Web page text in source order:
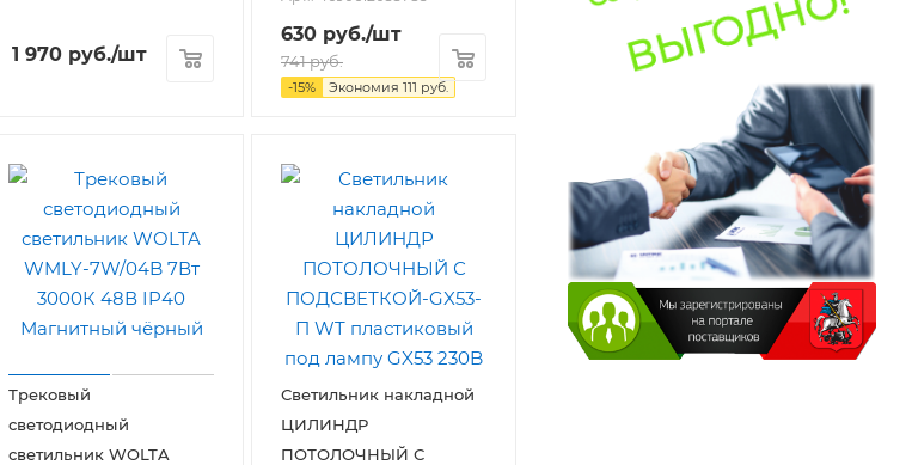
1 970 руб./шт
630 руб./шт
741руб.
-15% Экономия 111 руб.
Трековый
светодиодный
светильник WOLTA
Светильник накладной
ЦИЛИНДР
ПОТОЛОЧНЫЙ С